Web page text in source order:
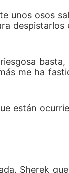
unos osos
despistarlos
me ha
están
Sherek